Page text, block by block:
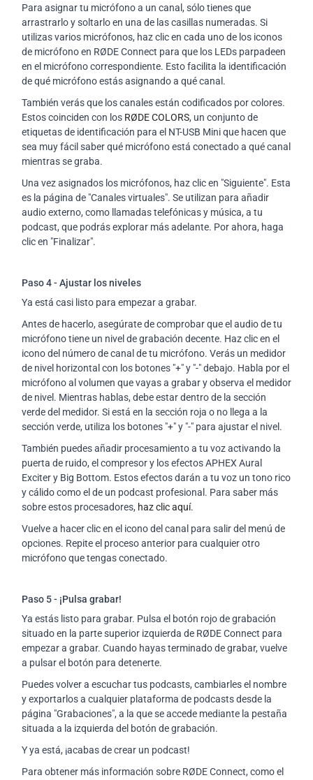
Para asignar tu micrófono a un canal, sólo tienes que
arrastrarlo y soltarlo en una de las casillas numeradas. Si
utilizas varios micrófonos, haz clic en cada uno de los iconos
de micrófono en RØDE Connect para que los LEDs parpadeen
en el micrófono correspondiente. Esto facilita la identificación
de qué micrófono estás asignando a qué canal.
También verás que los canales están codificados por colores.
Estos coinciden con los RØDE COLORS, un conjunto de
etiquetas de identificación para el NT-USB Mini que hacen que
sea muy fácil saber qué micrófono está conectado a qué canal
mientras se graba.
Una vez asignados los micrófonos, haz clic en "Siguiente". Esta
es la página de "Canales virtuales". Se utilizan para añadir
audio externo, como llamadas telefónicas y música, a tu
podcast, que podrás explorar más adelante. Por ahora, haga
clic en "Finalizar".
Paso 4 - Ajustar los niveles
Ya está casi listo para empezar a grabar.
Antes de hacerlo, asegúrate de comprobar que el audio de tu
micrófono tiene un nivel de grabación decente. Haz clic en el
icono del número de canal de tu micrófono. Verás un medidor
de nivel horizontal con los botones "+" y "-" debajo. Habla por el
micrófono al volumen que vayas a grabar y observa el medidor
de nivel. Mientras hablas, debe estar dentro de la sección
verde del medidor. Si está en la sección roja o no llega a la
sección verde, utiliza los botones "+" y "-" para ajustar el nivel.
También puedes añadir procesamiento a tu voz activando la
puerta de ruido, el compresor y los efectos APHEX Aural
Exciter y Big Bottom. Estos efectos darán a tu voz un tono rico
y cálido como el de un podcast profesional. Para saber más
sobre estos procesadores, haz clic aquí.
Vuelve a hacer clic en el icono del canal para salir del menú de
opciones. Repite el proceso anterior para cualquier otro
micrófono que tengas conectado.
Paso 5 - ¡Pulsa grabar!
Ya estás listo para grabar. Pulsa el botón rojo de grabación
situado en la parte superior izquierda de RØDE Connect para
empezar a grabar. Cuando hayas terminado de grabar, vuelve
a pulsar el botón para detenerte.
Puedes volver a escuchar tus podcasts, cambiarles el nombre
y exportarlos a cualquier plataforma de podcasts desde la
página "Grabaciones", a la que se accede mediante la pestaña
situada a la izquierda del botón de grabación.
Y ya está, ¡acabas de crear un podcast!
Para obtener más información sobre RØDE Connect, como el